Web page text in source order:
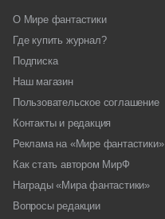
О Мире фантастики
Где купить журнал?
Подписка
Наш магазин
Пользовательское соглашение
Контакты и редакция
Реклама на «Мире фантастики»
Как стать автором МирФ
Награды «Мира фантастики»
Вопросы редакции